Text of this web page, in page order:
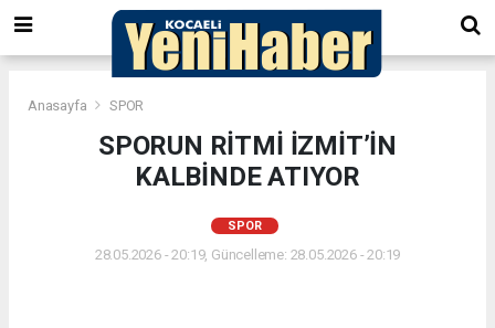
Anasayfa SPOR
SPORUN RİTMİ İZMİT’İN
KALBİNDE ATIYOR
SPOR
28.05.2026 - 20:19, Güncelleme: 28.05.2026 - 20:19